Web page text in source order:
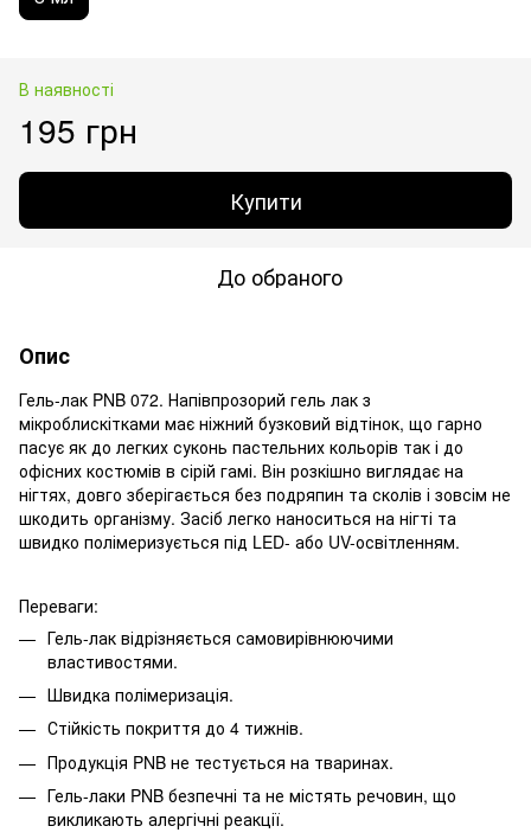
В наявності
195 грн
Купити
До обраного
Опис
Гель-лак PNB 072. Напівпрозорий гель лак з
мікроблискітками має ніжний бузковий відтінок, що гарно
пасує як до легких суконь пастельних кольорів так і до
офісних костюмів в сірій гамі. Він розкішно виглядає на
нігтях, довго зберігається без подряпин та сколів і зовсім не
шкодить організму. Засіб легко наноситься на нігті та
швидко полімеризується під LED- або UV-освітленням.
Переваги:
Гель-лак відрізняється самовирівнюючими
властивостями.
Швидка полімеризація.
Стійкість покриття до 4 тижнів.
Продукція PNB не тестується на тваринах.
Гель-лаки PNB безпечні та не містять речовин, що
викликають алергічні реакції.